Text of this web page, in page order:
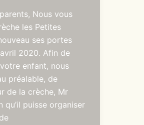
Nous vous
les Petites
ses portes
2020. Afin de
enfant, nous
préalable, de
de la crèche, Mr
qu’il puisse organiser